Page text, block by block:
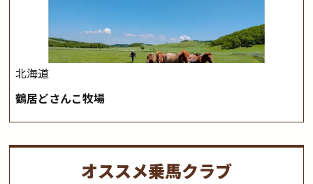
北海道
鶴居どさんこ牧場
オススメ乗馬クラブ